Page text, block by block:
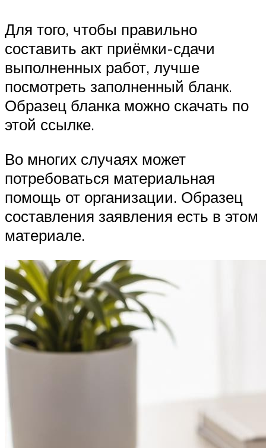
Для того, чтобы правильно
составить акт приёмки-сдачи
выполненных работ, лучше
посмотреть заполненный бланк.
Образец бланка можно скачать по
этой ссылке.
Во многих случаях может
потребоваться материальная
помощь от организации. Образец
составления заявления есть в этом
материале.